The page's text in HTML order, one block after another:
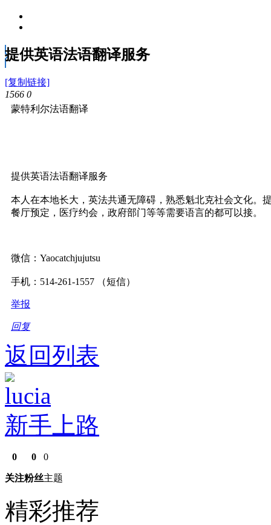
提供英语法语翻译服务
[复制链接]
1566 0
蒙特利尔法语翻译
提供英语法语翻译服务
本人在本地长大，英法共通无障碍，熟悉魁北克社会文化。
餐厅预定，医疗约会，政府部门等等需要语言的都可以接。
微信：Yaocatchjujutsu
手机：514-261-1557 （短信）
举报
回复
返回列表
lucia
新手上路
0
关注
0
粉丝
0
主题
精彩推荐